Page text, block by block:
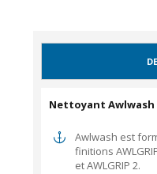
Nettoyant Awlwash
Awlwash est
finitions
et AWLGRIP 2.